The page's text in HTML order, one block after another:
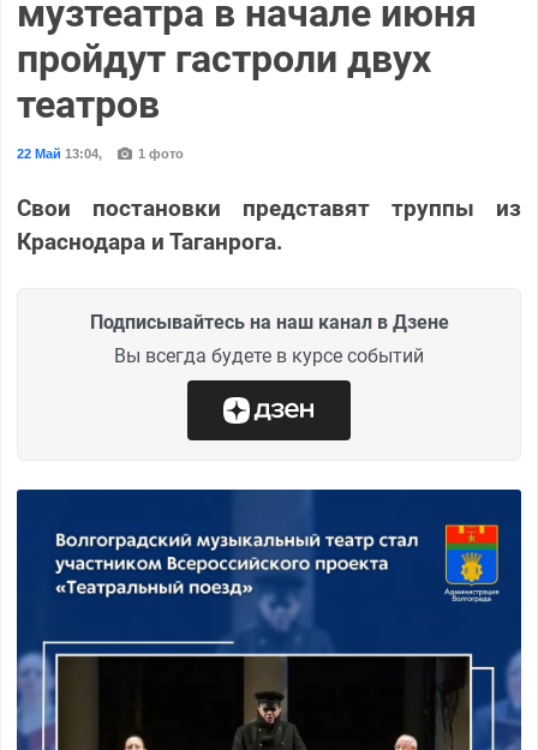
музтеатра в начале июня
пройдут гастроли двух
театров
22 Май 13:04, 1 фото
Свои постановки представят труппы из
Краснодара и Таганрога.
Подписывайтесь на наш канал в Дзене
Вы всегда будете в курсе событий